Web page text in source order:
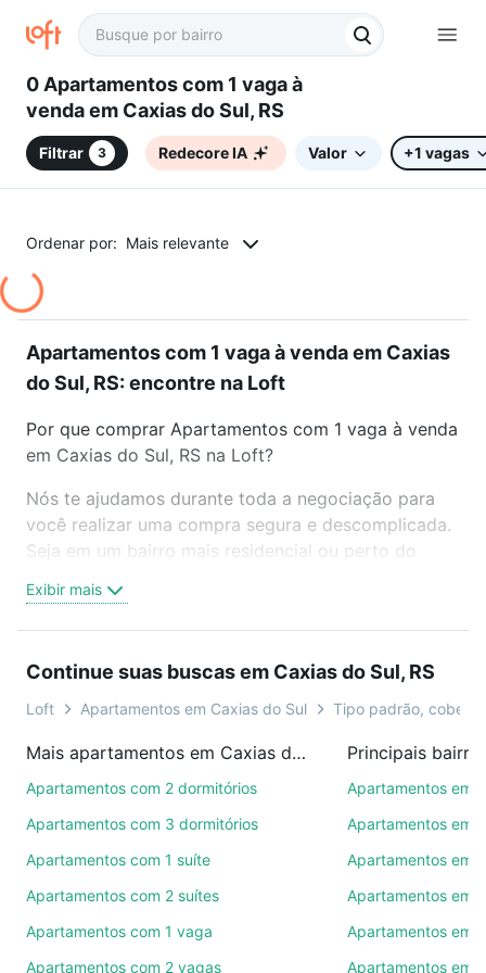
0 Apartamentos com 1 vaga à
venda em Caxias do Sul, RS
Filtrar 3 Redecore IA Valor +1 vagas
Ordenar por: Mais relevante
Apartamentos com 1 vaga à venda em Caxias
do Sul, RS: encontre na Loft
Por que comprar Apartamentos com 1 vaga à venda
em Caxias do Sul, RS na Loft?
Nós te ajudamos durante toda a negociação para
você realizar uma compra segura e descomplicada.
Seja em um bairro mais residencial ou perto do
oferta ideal de Apartamentos com 1 vaga à venda
em Caxias do Sul, RS para conquistar seu sonho.
é grátis, sem compromisso e você ainda conta com
mais de 46 mil corretores e imobiliárias te ajudando
Como escolher um imóvel?
Use barra de busca no topo para pesquisar por
também pode usar os filtros como quantidade de
quartos, suítes, com ou sem vaga de garagem para
combinar perfeitamente com o preço, metragem e
Exibir mais
Continue suas buscas em Caxias do Sul, RS
Loft Apartamentos em Caxias do Sul Tipo padrão,
Mais apartamentos em Caxias do Sul, RS
Apartamentos com 2 dormitórios
Apartamentos com 3 dormitórios
Apartamentos com 1 suíte
Apartamentos com 2 suítes
Apartamentos com 1 vaga
Apartamentos com 2 vagas
Apartamentos em
Apartamentos em
Apartamentos em
Apartamentos em
Apartamentos em
Apartamentos em